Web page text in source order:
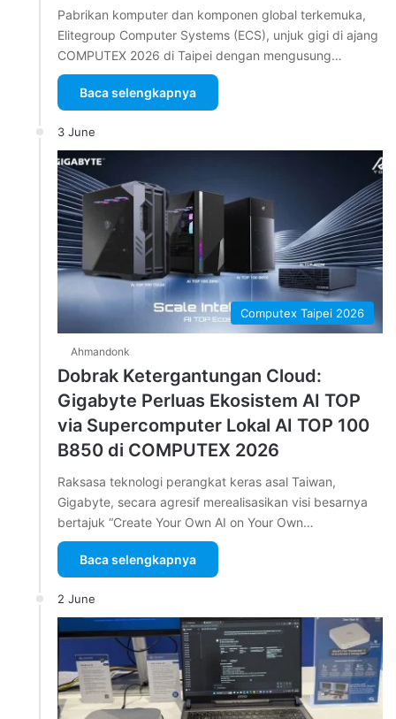
Pabrikan komputer dan komponen global terkemuka,
Elitegroup Computer Systems (ECS), unjuk gigi di ajang
COMPUTEX 2026 di Taipei dengan mengusung…
Baca selengkapnya
3 June
Computex Taipei 2026
Ahmandonk
Dobrak Ketergantungan Cloud:
Gigabyte Perluas Ekosistem AI TOP
via Supercomputer Lokal AI TOP 100
B850 di COMPUTEX 2026
Raksasa teknologi perangkat keras asal Taiwan,
Gigabyte, secara agresif merealisasikan visi besarnya
bertajuk “Create Your Own AI on Your Own…
Baca selengkapnya
2 June